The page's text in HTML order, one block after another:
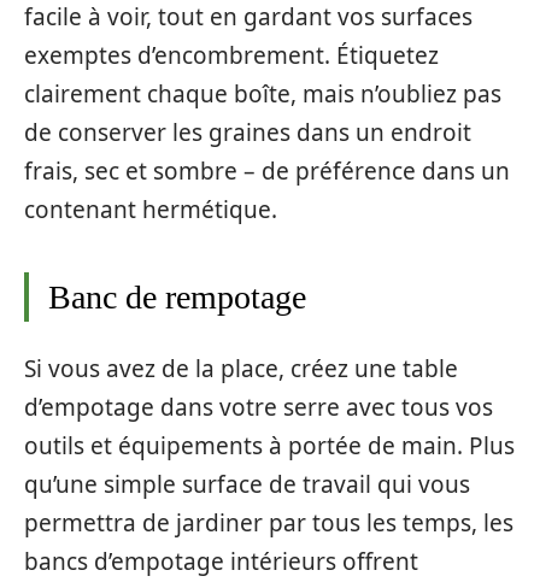
facile à voir, tout en gardant vos surfaces
exemptes d’encombrement. Étiquetez
clairement chaque boîte, mais n’oubliez pas
de conserver les graines dans un endroit
frais, sec et sombre – de préférence dans un
contenant hermétique.
Banc de rempotage
Si vous avez de la place, créez une table
d’empotage dans votre serre avec tous vos
outils et équipements à portée de main. Plus
qu’une simple surface de travail qui vous
permettra de jardiner par tous les temps, les
bancs d’empotage intérieurs offrent